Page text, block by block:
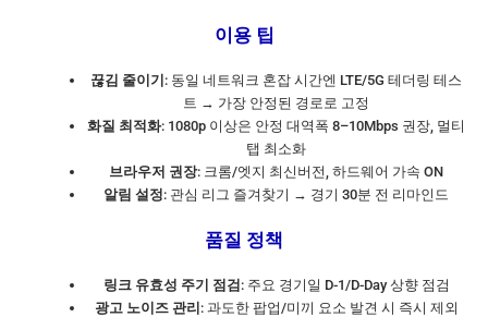
이용 팁
끊김 줄이기 : 동일 네트워크 혼잡 시간엔 LTE/5G 테더링 테스
트 → 가장 안정된 경로로 고정
화질 최적화: 1080p 이상은 안정 대역폭 8–10Mbps 권장, 멀티
탭 최소화
브라우저 권장: 크롬/엣지 최신버전, 하드웨어 가속 ON
알림 설정: 관심 리그 즐겨찾기 → 경기 30분 전 리마인드
품질 정책
링크 유효성 주기 점검 : 주요 경기일 D-1/D-Day 상향 점검
광고 노이즈 관리 : 과도한 팝업/미끼 요소 발견 시 즉시 제외